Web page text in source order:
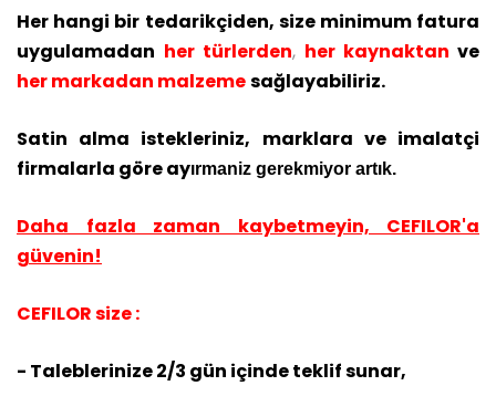
Her hangi bir tedarikçiden, size minimum fatura
uygulamadan her türlerden, her kaynaktan ve
her markadan malzemesağlayabiliriz.
Satin alma istekleriniz, marklara ve imalatçi
firmalarla göre ayırmaniz gerekmiyor artık.
Daha fazla zaman kaybetmeyin, CEFILOR'a
güvenin!
CEFILOR size :
- Taleblerinize 2/3 gün içinde teklif sunar,